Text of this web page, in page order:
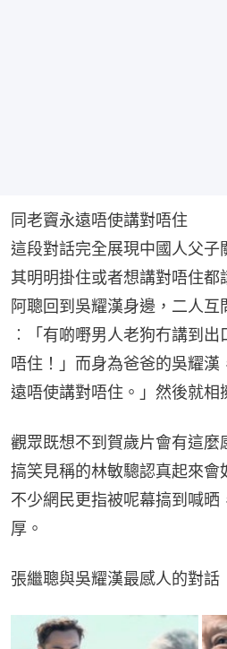
同老竇永遠唔使講對唔住
這段對話完全展現中國人父子
其明明掛住或者想講對唔住都
阿聰回到吳耀漢身邊，二人互
︰「有啲嘢男人老狗冇講到
唔住！」而身為爸爸的吳耀漢
遠唔使講對唔住。」然後就相
觀眾既想不到賀歲片會有這麼
搞笑見稱的林敏驄認真起來會
不少網民更指被呢幕搞到喊晒
厚。
張繼聰與吳耀漢最感人的對話